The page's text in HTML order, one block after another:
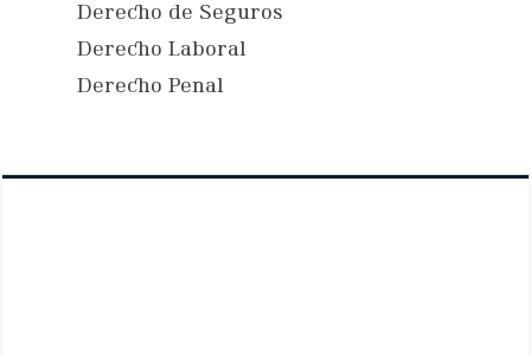
Derecho de Seguros
Derecho Laboral
Derecho Penal